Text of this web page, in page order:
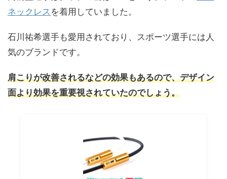
ネックレス を着用していました。
石川祐希選手も愛用されており、スポーツ選手には人
気のブランドです。
肩こりが改善されるなどの効果もあるので、デザイン
面より効果を重要視されていたのでしょう。